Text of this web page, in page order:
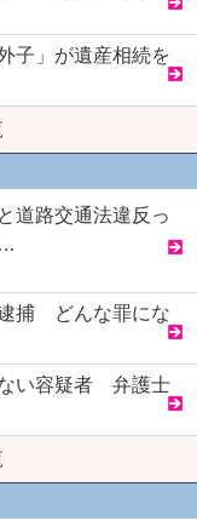
子」が遺産相続を
道路交通法違反っ
捕 どんな罪にな
い容疑者 弁護士